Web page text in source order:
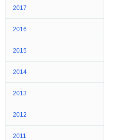
2017
2016
2015
2014
2013
2012
2011